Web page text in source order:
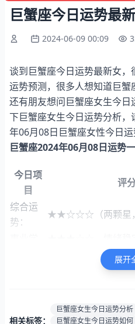
巨蟹座今日运势最
2024-06-09 00:09
谈到巨蟹座今日运势最新女
运势预测，很多人想知道巨蟹
还有朋友想问巨蟹座女生今
下巨蟹座女生今日运势分析
年06月08日巨蟹座女性今日运
巨蟹座2024年06月08日运势
今日项
目
评
综合运
势：
★★☆☆☆（两颗星，
★★★★☆（财源广聚
势：
★★★☆☆（三星闪耀
展开
相关标签：
巨蟹座女生今日运势分析
巨蟹座女生今日运势如何